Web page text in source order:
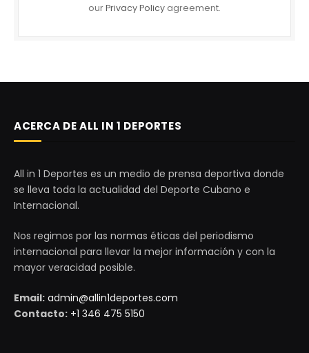
ourPrivacy Policy agreement.
ACERCA DE ALL IN 1 DEPORTES
All in 1 Deportes es un medio de prensa deportiva donde
se lleva toda la actualidad del Deporte Cubano e
Internacional.
Nos regimos por las normas éticas del periodismo
internacional para llevar la mejor información y con la
mayor veracidad posible.
Email: admin@allin1deportes.com
Contacto: +1 346 475 5150